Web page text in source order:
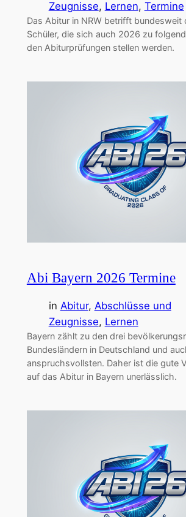
Zeugnisse, Lernen, Termine
Das Abitur in NRW betrifft bundesweit
Schüler, die sich auch 2026 zu
den Abiturprüfungen stellen werden.
Abi Bayern 2026 Termine
in Abitur, Abschlüsse und
Zeugnisse, Lernen
Bayern zählt zu den drei
Bundesländern in Deutschland und
anspruchsvollsten. Daher ist die gute
auf das Abitur in Bayern unerlässlich.